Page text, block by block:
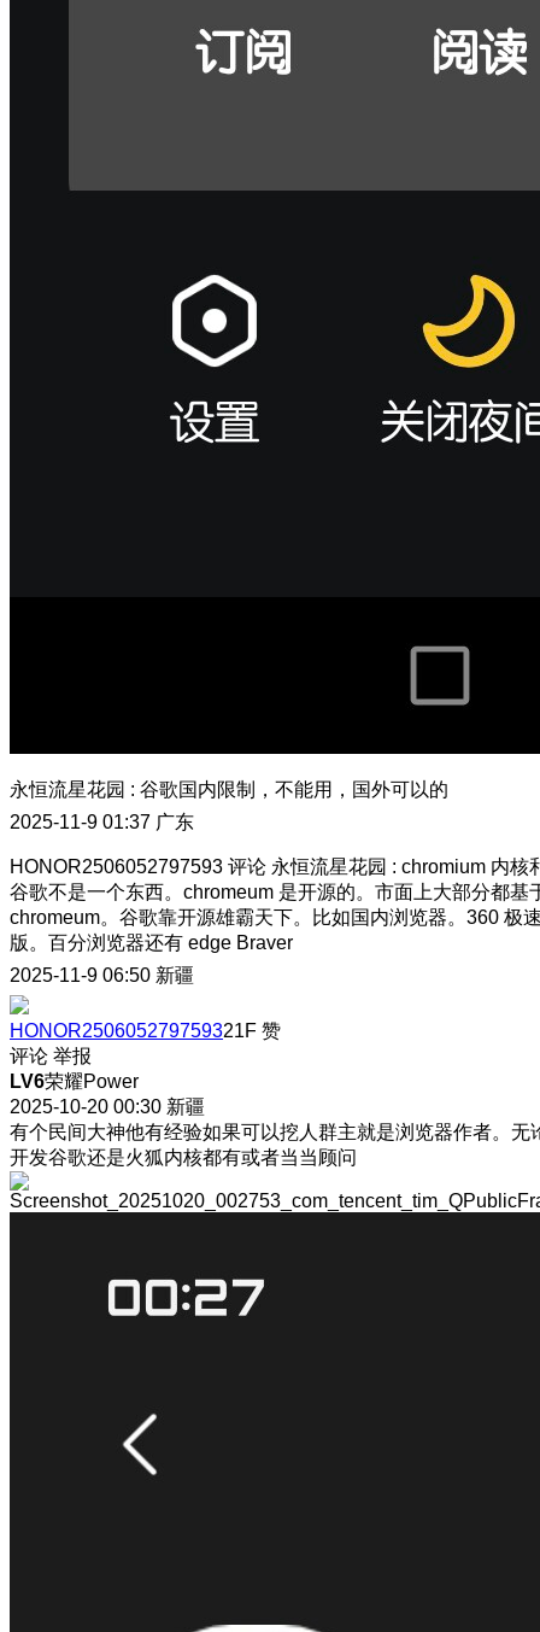
永恒流星花园 : 谷歌国内限制，不能用，国外可以的
2025-11-9 01:37 广东
HONOR2506052797593 评论 永恒流星花园 : chromium 内核
谷歌不是一个东西。chromeum 是开源的。市面上大部分都基
chromeum。谷歌靠开源雄霸天下。比如国内浏览器。360 极
版。百分浏览器还有 edge Braver
2025-11-9 06:50 新疆
HONOR250605279759321F 赞
评论 举报
LV6荣耀Power
2025-10-20 00:30 新疆
有个民间大神他有经验如果可以挖人群主就是浏览器作者。无
开发谷歌还是火狐内核都有或者当当顾问